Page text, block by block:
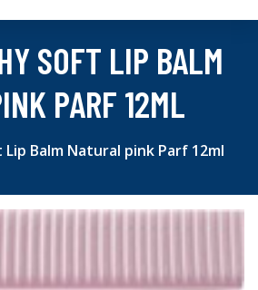
SOFT LIP BALM
PARF 12ML
Balm Natural pink Parf 12ml